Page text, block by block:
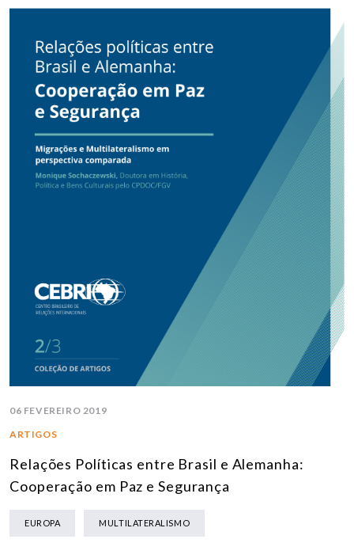
06 FEVEREIRO 2019
ARTIGOS
Relações Políticas entre Brasil e Alemanha:
Cooperação em Paz e Segurança
EUROPA MULTILATERALISMO